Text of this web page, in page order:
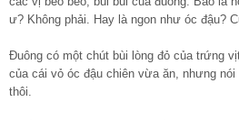
ư? Không phải. Hay là ngon như óc đậu?
Đuông có một chút bùi lòng đỏ của trứng
của cái vỏ óc đậu chiên vừa ăn, nhưng
thôi.